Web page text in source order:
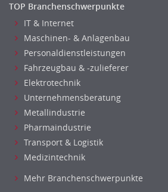
Optiker, Akustiker
Brandschutz
Qualitätsmanagement
Technische Dokumentation
Technischer Systemplaner, Bauzeichner
Veranstaltungstechnik
Verfahrenstechnik
Vertriebsingenieur
Wirtschaftsingenieur
Technisches Gebäudemanagement (TGM)
Anwendungsadministration
TOP Branchenschwerpunkte
IT & Internet
Maschinen- & Anlagenbau
Personaldienstleistungen
Fahrzeugbau & -zulieferer
Elektrotechnik
Unternehmensberatung
Metallindustrie
Pharmaindustrie
Transport & Logistik
Medizintechnik
Mehr Branchenschwerpunkte